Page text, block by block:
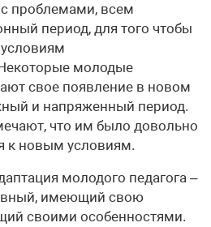
проблемами, всем
период, для того чтобы
молодые
свое появление в новом
и напряженный период.
что им было довольно
к новым условиям.
молодого педагога –
имеющий свою
своими особенностями.